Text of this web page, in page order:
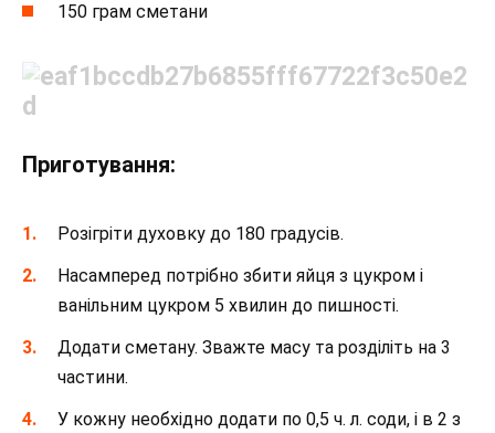
150 грам сметани
Приготування:
Розігріти духовку до 180 градусів.
Насамперед потрібно збити яйця з цукром і
ванільним цукром 5 хвилин до пишності.
Додати сметану. Зважте масу та розділіть на 3
частини.
У кожну необхідно додати по 0,5 ч. л. соди, і в 2 з